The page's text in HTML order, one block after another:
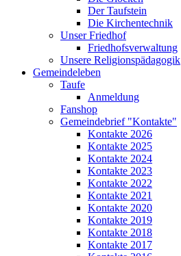
Der Taufstein
Die Kirchentechnik
Unser Friedhof
Friedhofsverwaltung
Unsere Religionspädagogik
Gemeindeleben
Taufe
Anmeldung
Fanshop
Gemeindebrief "Kontakte"
Kontakte 2026
Kontakte 2025
Kontakte 2024
Kontakte 2023
Kontakte 2022
Kontakte 2021
Kontakte 2020
Kontakte 2019
Kontakte 2018
Kontakte 2017